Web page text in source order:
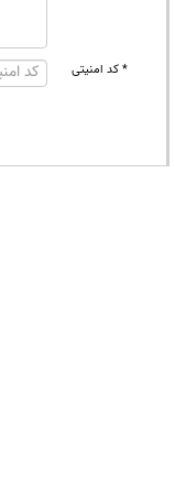
* کد امنیتی